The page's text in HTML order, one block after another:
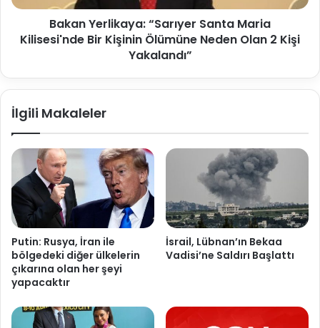
Bakan Yerlikaya: “Sarıyer Santa Maria
Kilisesi'nde Bir Kişinin Ölümüne Neden Olan 2 Kişi
Yakalandı”
İlgili Makaleler
Putin: Rusya, İran ile
bölgedeki diğer ülkelerin
çıkarına olan her şeyi
yapacaktır
İsrail, Lübnan’ın Bekaa
Vadisi’ne Saldırı Başlattı